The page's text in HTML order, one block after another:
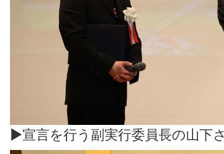
▶宣言を行う副実行委員長の山下